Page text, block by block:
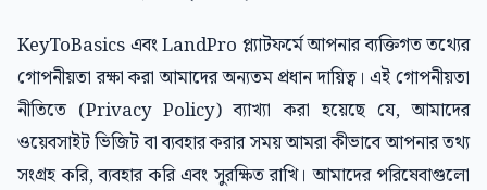
KeyToBasics এবং LandPro প্ল্যাটফর্মে আপনার ব্যক্তিগত তথ্যের
গোপনীয়তা রক্ষা করা আমাদের অন্যতম প্রধান দায়িত্ব। এই গোপনীয়তা
নীতিতে (Privacy Policy) ব্যাখ্যা করা হয়েছে যে, আমাদের
ওয়েবসাইট ভিজিট বা ব্যবহার করার সময় আমরা কীভাবে আপনার তথ্য
সংগ্রহ করি, ব্যবহার করি এবং সুরক্ষিত রাখি। আমাদের পরিষেবাগুলো